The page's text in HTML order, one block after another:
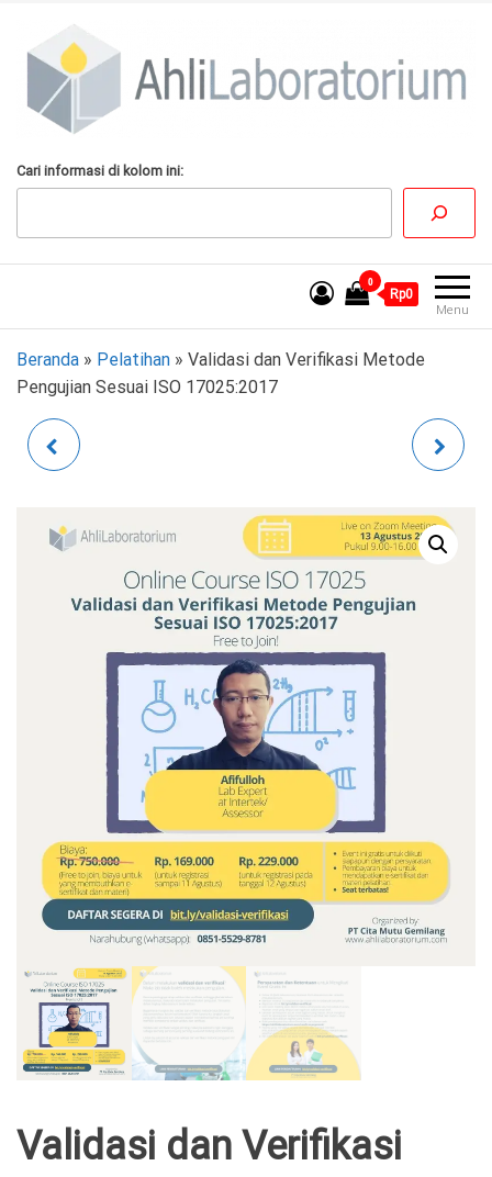
konten
AhliLaboratorium
AhliLaboratorium
Cari informasi di kolom ini:
Menu
0
Rp0
Beranda » Pelatihan » Validasi dan Verifikasi Metode
Pengujian Sesuai ISO 17025:2017
COURSE)
DECISION RULE,
KESESUAIAN
PERSYARATAN
Validasi dan Verifikasi